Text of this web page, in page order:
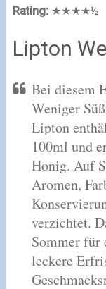
Rating:★★★★½
Lipton
Bei diesem
Weniger
Lipton
100ml und
Honig. Auf
Aromen,
verzichtet.
Sommer für
leckere